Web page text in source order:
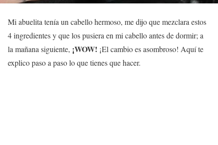
Mi abuelita tenía un cabello hermoso, me dijo que mezclara estos
4 ingredientes y que los pusiera en mi cabello antes de dormir; a
la mañana siguiente, ¡WOW! ¡El cambio es asombroso! Aquí te
explico paso a paso lo que tienes que hacer.